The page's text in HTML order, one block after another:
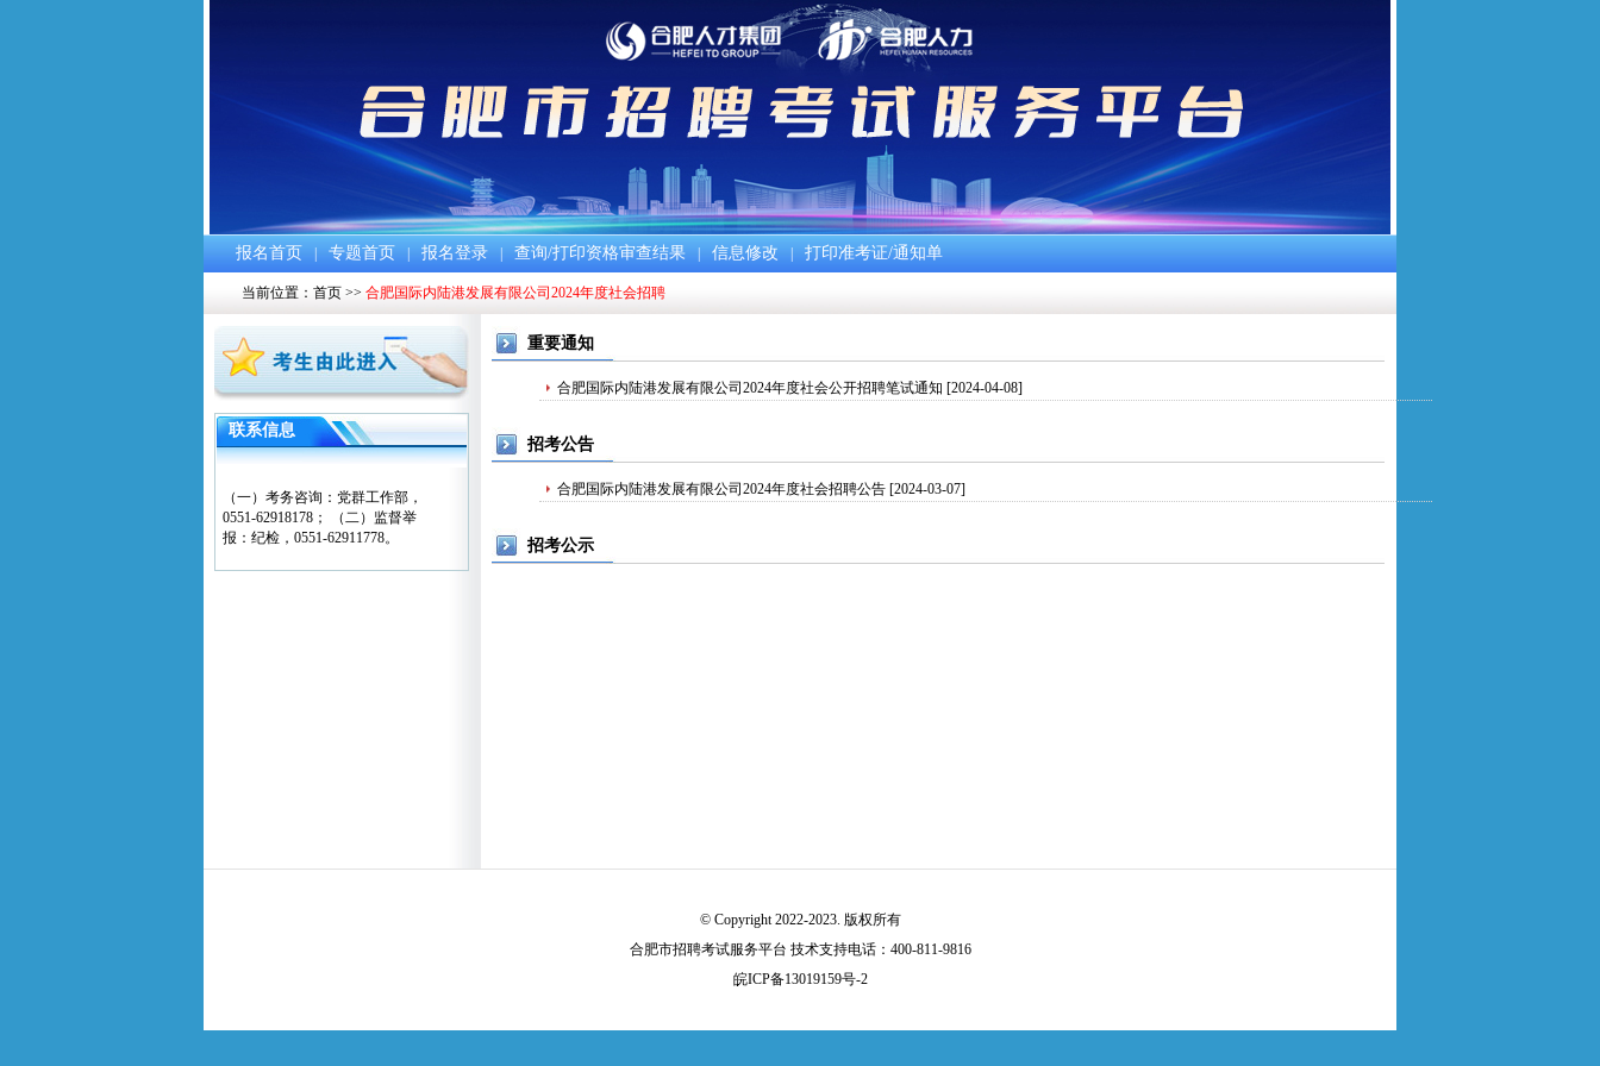
报名首页 专题首页 报名登录 查询/打印资格审查结果 信息修改 打印准考证/通知单
当前位置： 首页 >> 合肥国际内陆港发展有限公司2024年度社会招聘
联系信息
（一）考务咨询：党群工作部，
0551-62918178； （二）监督举
报：纪检，0551-62911778。
重要通知
合肥国际内陆港发展有限公司2024年度社会公开招聘笔试通知 [2024-04-08]
招考公告
合肥国际内陆港发展有限公司2024年度社会招聘公告 [2024-03-07]
招考公示
© Copyright 2022-2023. 版权所有
合肥市招聘考试服务平台 技术支持电话：400-811-9816
皖ICP备13019159号-2